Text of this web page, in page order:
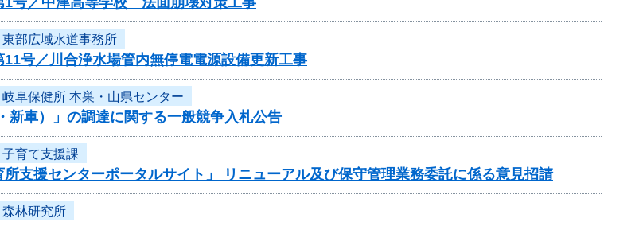
東部広域水道事務所
11号／川合浄水場管内無停電電源設備更新工事
岐阜保健所 本巣・山県センター
新車）」の調達に関する一般競争入札公告
子育て支援課
所支援センターポータルサイト」 リニューアル及び保守管理業務委託に係る意見招請
森林研究所